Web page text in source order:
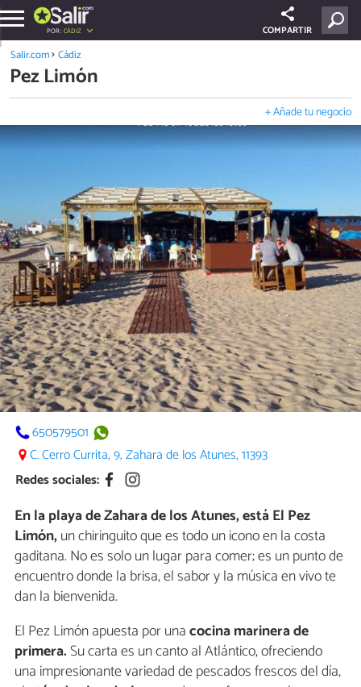
POR: CÁDIZ COMPARTIR
Salir.com Cádiz
Pez Limón
+ Añade tu negocio
650579501
C. Cerro Currita, 9, Zahara de los Atunes, 11393
Redes sociales:
En la playa de Zahara de los Atunes, está El Pez
Limón,un chiringuito que es todo un icono en la costa
gaditana. No es solo un lugar para comer; es un punto de
encuentro donde la brisa, el sabor y la música en vivo te
dan la bienvenida.
El Pez Limón apuesta por unacocina marinera de
primera.Su carta es un canto al Atlántico, ofreciendo
una impresionante variedad de pescados frescos del día,